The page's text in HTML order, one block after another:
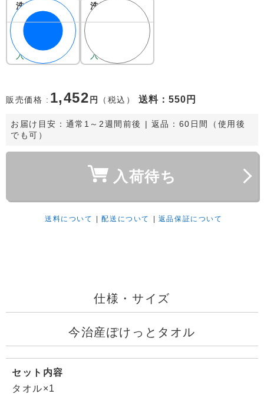
洗濯ネット
セット 超大
型(今治産ぽ
けっとタオ
ル)
入荷待ち。
洗濯ネット
入荷待ち。
販売価格 : 1,452 円 （税込） 送料 ：550円
お届け目安： 通常1～2週間前後
| 返品：60日間（使用後
でも可）
入荷待ち
送料について |配送について | 返品保証について
仕様・サイズ
今治産ぽけっとタオル
セット内容
タオル×1